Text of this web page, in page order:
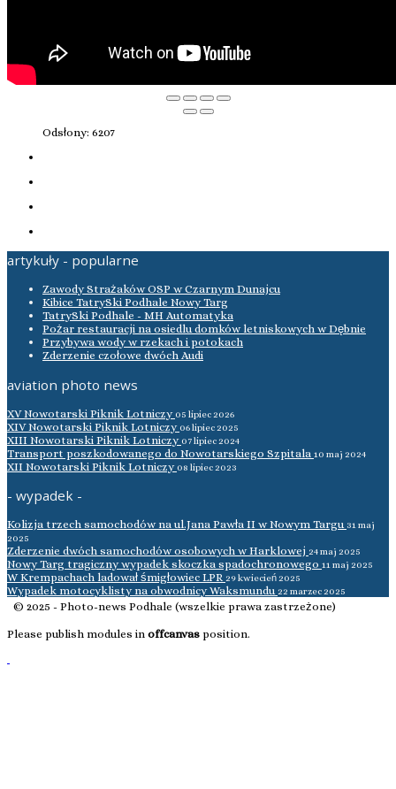
Odsłony: 6207
artykuły - popularne
Zawody Strażaków OSP w Czarnym Dunajcu
Kibice TatrySki Podhale Nowy Targ
TatrySki Podhale - MH Automatyka
Pożar restauracji na osiedlu domków letniskowych w Dębnie
Przybywa wody w rzekach i potokach
Zderzenie czołowe dwóch Audi
aviation photo news
XV Nowotarski Piknik Lotniczy 05 lipiec 2026
XIV Nowotarski Piknik Lotniczy 06 lipiec 2025
XIII Nowotarski Piknik Lotniczy 07 lipiec 2024
Transport poszkodowanego do Nowotarskiego Szpitala 10 maj 2024
XII Nowotarski Piknik Lotniczy 08 lipiec 2023
- wypadek -
Kolizja trzech samochodów na ul.Jana Pawła II w Nowym Targu 31 maj
2025
Zderzenie dwóch samochodów osobowych w Harklowej 24 maj 2025
Nowy Targ tragiczny wypadek skoczka spadochronowego 11 maj 2025
W Krempachach ladował śmigłowiec LPR 29 kwiecień 2025
Wypadek motocyklisty na obwodnicy Waksmundu22 marzec 2025
© 2025 - Photo-news Podhale (wszelkie prawa zastrzeżone)
Please publish modules in offcanvas position.